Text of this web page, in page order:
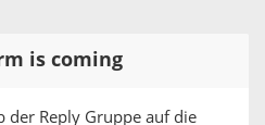
is coming
der Reply Gruppe auf die